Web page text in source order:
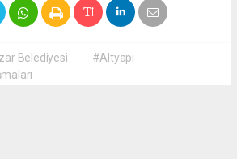
Belediyesi
#Altyapı